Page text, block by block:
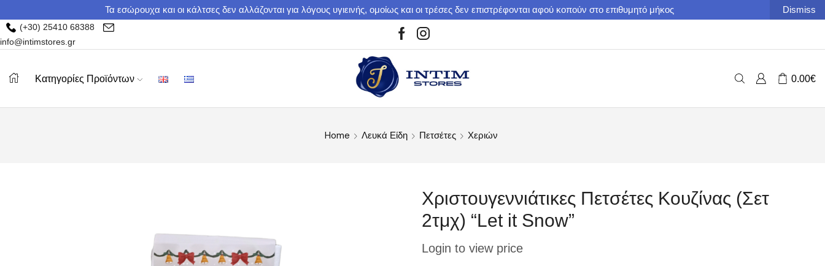
Τα εσώρουχα και οι κάλτσες δεν αλλάζονται για λόγους υγιεινής, ομοίως και οι τρέσες δεν επιστρέφονται αφού κοπούν στο επιθυμητό μήκος Dismiss
(+30) 25410 68388
info@intimstores.gr
Κατηγορίες Προϊόντων 0.00€
Home Λευκά Είδη Πετσέτες Χεριών
Χριστουγεννιάτικες Πετσέτες Κουζίνας (Σετ
2τμχ) “Let it Snow”
Login to view price